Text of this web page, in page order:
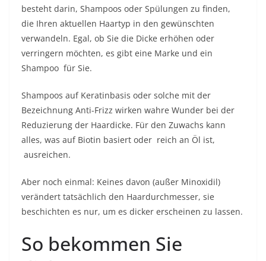
besteht darin, Shampoos oder Spülungen zu finden,
die Ihren aktuellen Haartyp in den gewünschten
verwandeln. Egal, ob Sie die Dicke erhöhen oder
verringern möchten, es gibt eine Marke und ein
Shampoo für Sie.
Shampoos auf Keratinbasis oder solche mit der
Bezeichnung Anti-Frizz wirken wahre Wunder bei der
Reduzierung der Haardicke. Für den Zuwachs kann
alles, was auf Biotin basiert oder reich an Öl ist,
ausreichen.
Aber noch einmal: Keines davon (außer Minoxidil)
verändert tatsächlich den Haardurchmesser, sie
beschichten es nur, um es dicker erscheinen zu lassen.
So bekommen Sie